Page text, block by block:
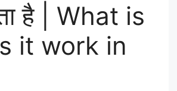
है | What is
it work in